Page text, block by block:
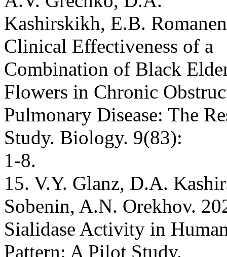
Kashirskikh, E.B.
Clinical Effectiveness of a
Combination of Black
Flowers in Chronic
Pulmonary Disease: The
Study. Biology. 9(83):
1-8.
15. V.Y. Glanz, D.A.
Sobenin, A.N. Orekhov.
Sialidase Activity in
Pattern: A Pilot Study.